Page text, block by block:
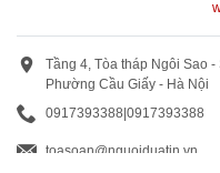
Tầng 4, Tòa tháp Ngôi Sao
Phường Cầu Giấy - Hà Nội
0917393388 0917393388
toasoan@nguoiduatin.vn